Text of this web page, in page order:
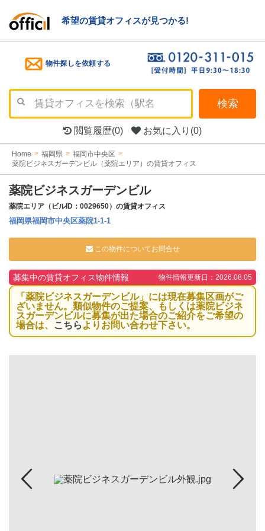
希望の賃貸オフィスが見つかる!
物件探しを依頼する
検索
閲覧履歴(0) お気に入り (0)
Home 福岡県
福岡市中央区
薬院ビジネスガーデンビル（薬院エリア）の賃貸オフィス
薬院ビジネスガーデンビル
薬院エリア（ビルID：0029650）の賃貸オフィス
福岡県福岡市中央区薬院1-1-1
この物件についてお問合せ
募集中の賃貸オフィス物件情報 物件情報更新日：2026.08.05
「薬院ビジネスガーデンビル」には現在募集区画がご
ざいません。類似物件のご提案、もしくは薬院ビジネ
スガーデンビルに募集が出た場合のご紹介をご希望の
場合は、
こちら よりお問い合わせ下さい。